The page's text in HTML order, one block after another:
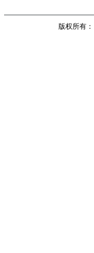
版权所有